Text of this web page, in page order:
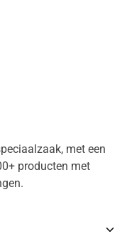
met een
producten met